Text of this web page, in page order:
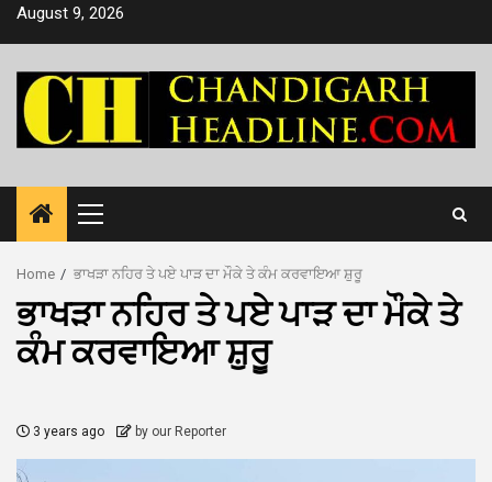
SkipAugust 9, 2026
Primary
Menu
Home ਭਾਖੜਾ ਨਹਿਰ ਤੇ ਪਏ ਪਾੜ ਦਾ ਮੌਕੇ ਤੇ ਕੰਮ ਕਰਵਾਇਆ ਸ਼ੁਰੂ
ਭਾਖੜਾ ਨਹਿਰ ਤੇ ਪਏ ਪਾੜ ਦਾ ਮੌਕੇ ਤੇ
ਕੰਮ ਕਰਵਾਇਆ ਸ਼ੁਰੂ
3 years ago by our Reporter